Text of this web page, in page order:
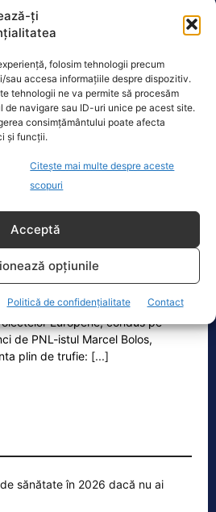
ți
folosim tehnologii precum
accesa informațiile despre dispozitiv.
tehnologii ne va permite să procesăm
de navigare sau ID-uri unice pe acest site.
consimțământului poate afecta
și funcții.
Citește mai multe despre aceste
scopuri
Acceptă
opțiunile
Politică de confidențialitate Contact
un avion F‑16 în zona
vineri dimineață de un avion
Române, în zona Padina, în
„România mai are
Mai are structuri de…
2023 – Ministerul Investitiilor
Europene, condus pe
de PNL-istul Marcel Bolos,
plin de trufie: [...]
sănătate în 2026 dacă nu ai